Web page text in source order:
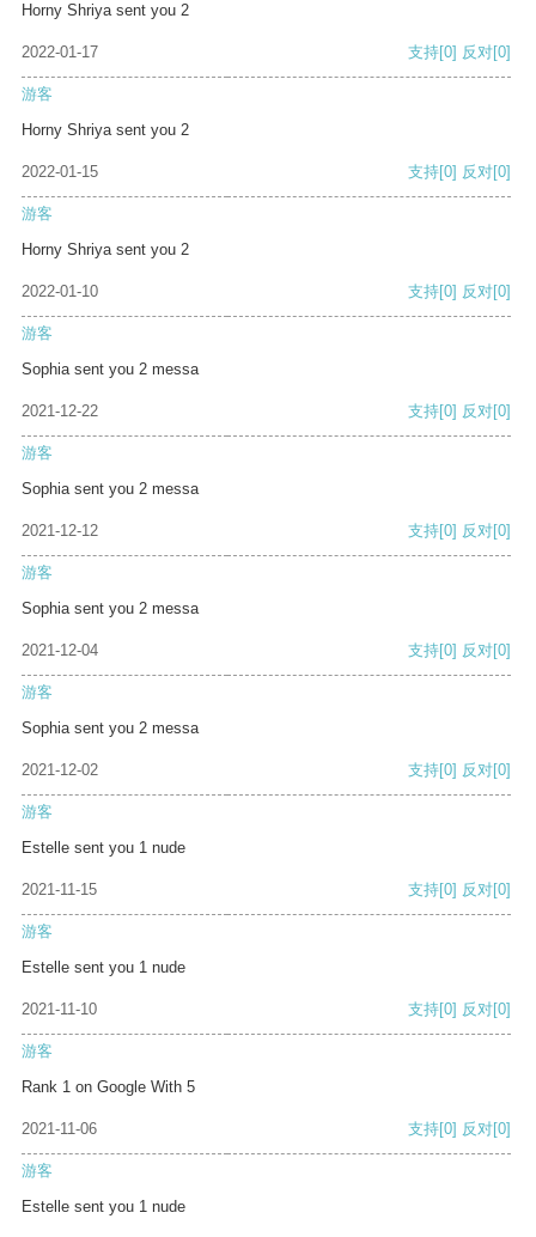
Horny Shriya sent you 2
2022-01-17 支持[0] 反对[0]
游客
Horny Shriya sent you 2
2022-01-15 支持[0] 反对[0]
游客
Horny Shriya sent you 2
2022-01-10 支持[0] 反对[0]
游客
Sophia sent you 2 messa
2021-12-22 支持[0] 反对[0]
游客
Sophia sent you 2 messa
2021-12-12 支持[0] 反对[0]
游客
Sophia sent you 2 messa
2021-12-04 支持[0] 反对[0]
游客
Sophia sent you 2 messa
2021-12-02 支持[0] 反对[0]
游客
Estelle sent you 1 nude
2021-11-15 支持[0] 反对[0]
游客
Estelle sent you 1 nude
2021-11-10 支持[0] 反对[0]
游客
Rank 1 on Google With 5
2021-11-06 支持[0] 反对[0]
游客
Estelle sent you 1 nude